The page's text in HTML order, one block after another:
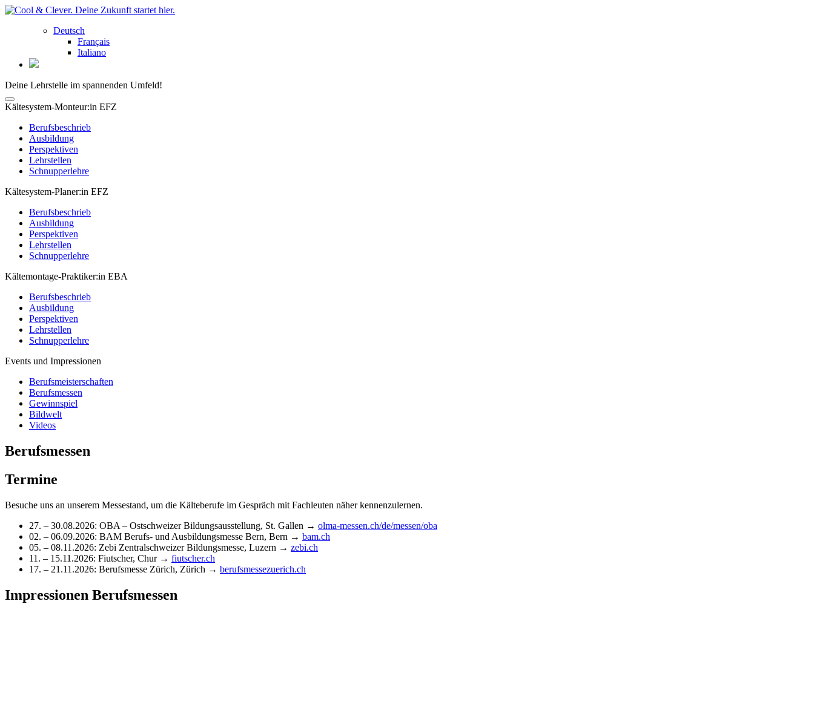
Deutsch
Français
Italiano
Deine Lehrstelle im spannenden Umfeld!
Kältesystem-Monteur:in EFZ
Berufsbeschrieb
Ausbildung
Perspektiven
Lehrstellen
Schnupperlehre
Kältesystem-Planer:in EFZ
Berufsbeschrieb
Ausbildung
Perspektiven
Lehrstellen
Schnupperlehre
Kältemontage-Praktiker:in EBA
Berufsbeschrieb
Ausbildung
Perspektiven
Lehrstellen
Schnupperlehre
Events und Impressionen
Berufsmeisterschaften
Berufsmessen
Gewinnspiel
Bildwelt
Videos
Berufsmessen
Termine
Besuche uns an unserem Messestand, um die Kälteberufe im Gespräch mit Fachleuten näher kennenzulernen.
27. – 30.08.2026: OBA – Ostschweizer Bildungsausstellung, St. Gallen → olma-messen.ch/de/messen/oba
02. – 06.09.2026: BAM Berufs- und Ausbildungsmesse Bern, Bern → bam.ch
05. – 08.11.2026: Zebi Zentralschweizer Bildungsmesse, Luzern → zebi.ch
11. – 15.11.2026: Fiutscher, Chur → fiutscher.ch
17. – 21.11.2026: Berufsmesse Zürich, Zürich → berufsmessezuerich.ch
Impressionen Berufsmessen